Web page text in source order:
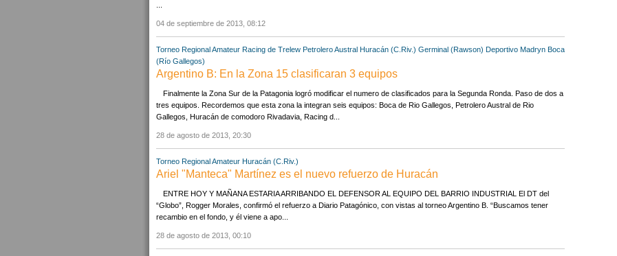
04 de septiembre de 2013, 08:12
Torneo Regional Amateur Racing de Trelew Petrolero Austral Huracán (C.Riv.) Germinal (Rawson) Deportivo Madryn Boca
(Río Gallegos)
Argentino B: En la Zona 15 clasificaran 3 equipos
Finalmente la Zona Sur de la Patagonia logró modificar el numero de clasificados para la Segunda Ronda. Paso de dos a
tres equipos. Recordemos que esta zona la integran seis equipos: Boca de Rio Gallegos, Petrolero Austral de Rio
Gallegos, Huracán de comodoro Rivadavia, Racing d...
28 de agosto de 2013, 20:30
Torneo Regional Amateur Huracán (C.Riv.)
Ariel "Manteca" Martínez es el nuevo refuerzo de Huracán
ENTRE HOY Y MAÑANA ESTARIA ARRIBANDO EL DEFENSOR AL EQUIPO DEL BARRIO INDUSTRIAL El DT del
“Globo”, Rogger Morales, confirmó el refuerzo a Diario Patagónico, con vistas al torneo Argentino B. “Buscamos tener
recambio en el fondo, y él viene a apo...
28 de agosto de 2013, 00:10